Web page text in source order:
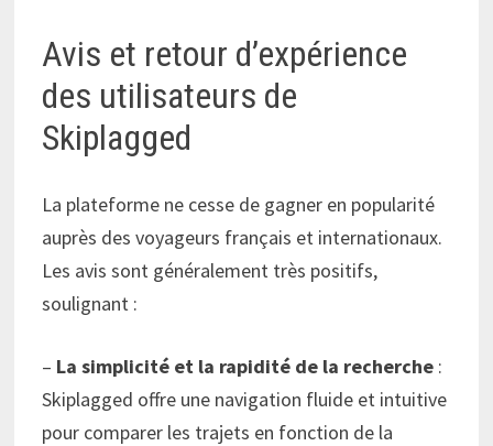
Avis et retour d’expérience
des utilisateurs de
Skiplagged
La plateforme ne cesse de gagner en popularité
auprès des voyageurs français et internationaux.
Les avis sont généralement très positifs,
soulignant :
– La simplicité et la rapidité de la recherche :
Skiplagged offre une navigation fluide et intuitive
pour comparer les trajets en fonction de la